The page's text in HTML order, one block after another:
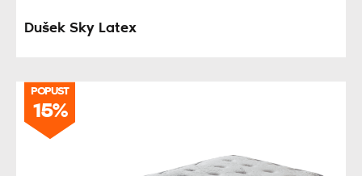
Dušek Sky Latex
POPUST
15%